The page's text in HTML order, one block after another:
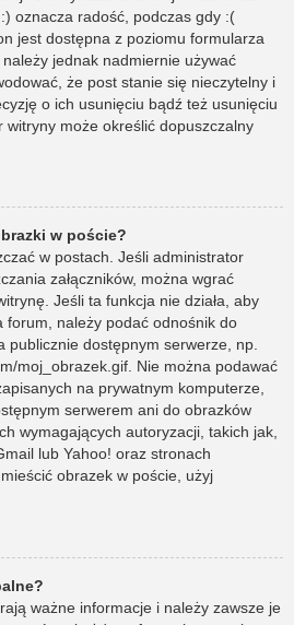
oznacza radość, podczas gdy :(
jest dostępna z poziomu formularza
jednak nadmiernie używać
że post stanie się nieczytelny i
o ich usunięciu bądź też usunięciu
witryny może określić dopuszczalny
w poście?
w postach. Jeśli administrator
załączników, można wgrać
Jeśli ta funkcja nie działa, aby
forum, należy podać odnośnik do
publicznie dostępnym serwerze, np.
moj_obrazek.gif. Nie można podawać
na prywatnym komputerze,
serwerem ani do obrazków
wymagających autoryzacji, takich jak,
lub Yahoo! oraz stronach
obrazek w poście, użyj
ważne informacje i należy zawsze je